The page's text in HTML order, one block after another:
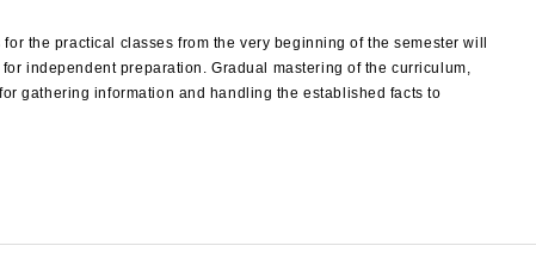
the practical classes from the very beginning of the semester will
independent preparation. Gradual mastering of the curriculum,
gathering information and handling the established facts to